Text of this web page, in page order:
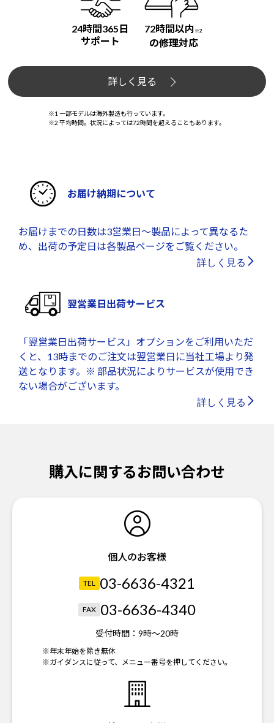
24時間365日
サポート
72時間以内 ※2
の修理対応
詳しく見る
※1 一部モデルは海外製造も行っています。
※2 平均時間。状況によっては72時間を超えることもあります。
お届け納期について
お届けまでの日数は3営業日～製品によって異なるた
め、出荷の予定日は各製品ページをご覧ください。
詳しく見る
翌営業日出荷サービス
「翌営業日出荷サービス」オプションをご利用いただ
くと、13時までのご注文は翌営業日に当社工場より発
送となります。※ 部品状況によりサービスが使用でき
ない場合がございます。
詳しく見る
購入に関するお問い合わせ
個人のお客様
TEL 03-6636-4321
FAX 03-6636-4340
受付時間： 9時～20時
※年末年始を除き無休
※ガイダンスに従って、メニュー番号を押してください。